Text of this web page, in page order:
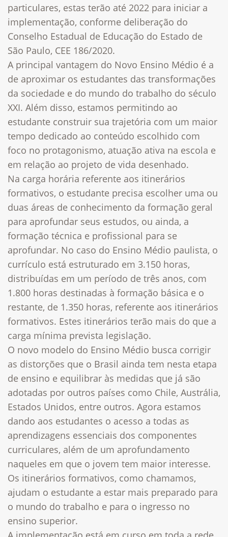
particulares, estas terão até 2022 para iniciar a
implementação, conforme deliberação do
Conselho Estadual de Educação do Estado de
São Paulo, CEE 186/2020.
A principal vantagem do Novo Ensino Médio é a
de aproximar os estudantes das transformações
da sociedade e do mundo do trabalho do século
XXI. Além disso, estamos permitindo ao
estudante construir sua trajetória com um maior
tempo dedicado ao conteúdo escolhido com
foco no protagonismo, atuação ativa na escola e
em relação ao projeto de vida desenhado.
Na carga horária referente aos itinerários
formativos, o estudante precisa escolher uma ou
duas áreas de conhecimento da formação geral
para aprofundar seus estudos, ou ainda, a
formação técnica e profissional para se
aprofundar. No caso do Ensino Médio paulista, o
currículo está estruturado em 3.150 horas,
distribuídas em um período de três anos, com
1.800 horas destinadas à formação básica e o
restante, de 1.350 horas, referente aos itinerários
formativos. Estes itinerários terão mais do que a
carga mínima prevista legislação.
O novo modelo do Ensino Médio busca corrigir
as distorções que o Brasil ainda tem nesta etapa
de ensino e equilibrar às medidas que já são
adotadas por outros países como Chile, Austrália,
Estados Unidos, entre outros. Agora estamos
dando aos estudantes o acesso a todas as
aprendizagens essenciais dos componentes
curriculares, além de um aprofundamento
naqueles em que o jovem tem maior interesse.
Os itinerários formativos, como chamamos,
ajudam o estudante a estar mais preparado para
o mundo do trabalho e para o ingresso no
ensino superior.